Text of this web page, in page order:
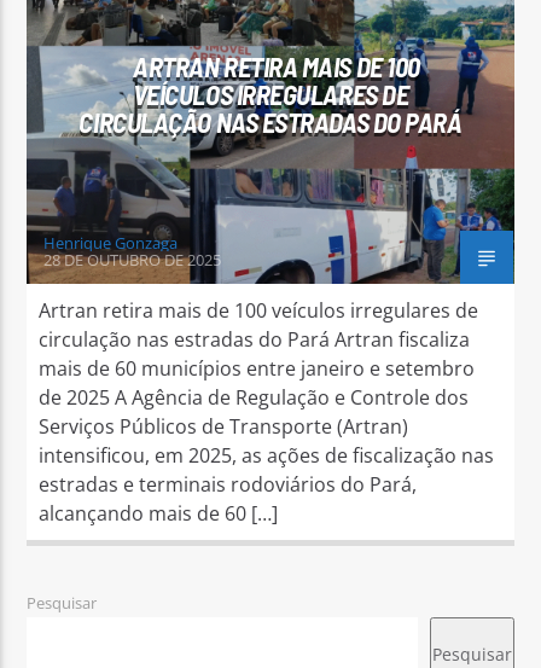
Arara Azul FM
ARTRAN RETIRA MAIS DE 100
VEÍCULOS IRREGULARES DE
CIRCULAÇÃO NAS ESTRADAS DO PARÁ
Henrique Gonzaga
28 DE OUTUBRO DE 2025
Artran retira mais de 100 veículos irregulares de
circulação nas estradas do Pará Artran fiscaliza
mais de 60 municípios entre janeiro e setembro
de 2025 A Agência de Regulação e Controle dos
Serviços Públicos de Transporte (Artran)
intensificou, em 2025, as ações de fiscalização nas
estradas e terminais rodoviários do Pará,
alcançando mais de 60 […]
Pesquisar
Pesquisar